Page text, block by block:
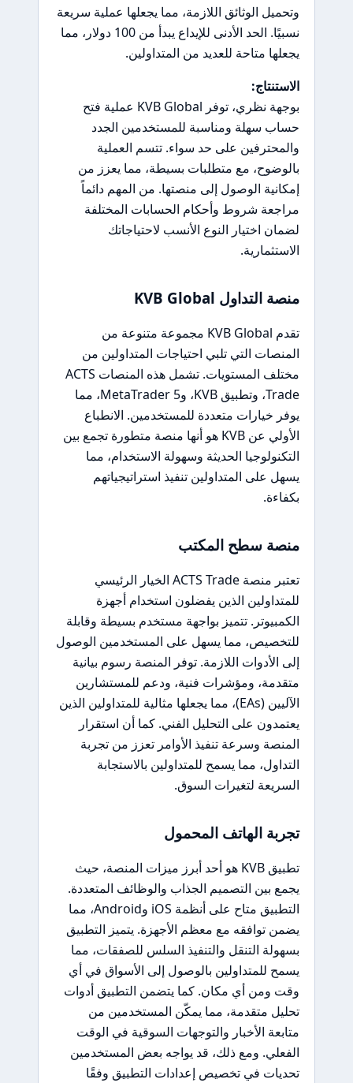
وتحميل الوثائق اللازمة، مما يجعلها عملية سريعة
نسبيًا. الحد الأدنى للإيداع يبدأ من 100 دولار، مما
يجعلها متاحة للعديد من المتداولين.
الاستنتاج:
بوجهة نظري، توفر KVB Global عملية فتح
حساب سهلة ومناسبة للمستخدمين الجدد
والمحترفين على حد سواء. تتسم العملية
بالوضوح، مع متطلبات بسيطة، مما يعزز من
إمكانية الوصول إلى منصتها. من المهم دائماً
مراجعة شروط وأحكام الحسابات المختلفة
لضمان اختيار النوع الأنسب لاحتياجاتك
الاستثمارية.
منصة التداول KVB Global
تقدم KVB Global مجموعة متنوعة من
المنصات التي تلبي احتياجات المتداولين من
مختلف المستويات. تشمل هذه المنصات ACTS
Trade، وتطبيق KVB، وMetaTrader 5، مما
يوفر خيارات متعددة للمستخدمين. الانطباع
الأولي عن KVB هو أنها منصة متطورة تجمع بين
التكنولوجيا الحديثة وسهولة الاستخدام، مما
يسهل على المتداولين تنفيذ استراتيجياتهم
بكفاءة.
منصة سطح المكتب
تعتبر منصة ACTS Trade الخيار الرئيسي
للمتداولين الذين يفضلون استخدام أجهزة
الكمبيوتر. تتميز بواجهة مستخدم بسيطة وقابلة
للتخصيص، مما يسهل على المستخدمين الوصول
إلى الأدوات اللازمة. توفر المنصة رسوم بيانية
متقدمة، ومؤشرات فنية، ودعم للمستشارين
الآليين (EAs)، مما يجعلها مثالية للمتداولين الذين
يعتمدون على التحليل الفني. كما أن استقرار
المنصة وسرعة تنفيذ الأوامر تعزز من تجربة
التداول، مما يسمح للمتداولين بالاستجابة
السريعة لتغيرات السوق.
تجربة الهاتف المحمول
تطبيق KVB هو أحد أبرز ميزات المنصة، حيث
يجمع بين التصميم الجذاب والوظائف المتعددة.
التطبيق متاح على أنظمة iOS وAndroid، مما
يضمن توافقه مع معظم الأجهزة. يتميز التطبيق
بسهولة التنقل والتنفيذ السلس للصفقات، مما
يسمح للمتداولين بالوصول إلى الأسواق في أي
وقت ومن أي مكان. كما يتضمن التطبيق أدوات
تحليل متقدمة، مما يمكّن المستخدمين من
متابعة الأخبار والتوجهات السوقية في الوقت
الفعلي. ومع ذلك، قد يواجه بعض المستخدمين
تحديات في تخصيص إعدادات التطبيق وفقًا